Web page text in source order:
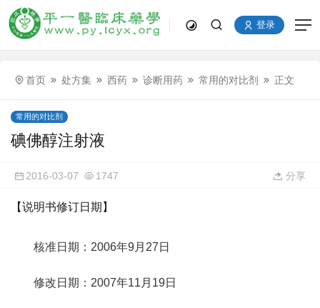
登录
首页 处方集 西药 诊断用药 常用的对比剂 正文
常用的对比剂
碘佛醇注射液
2016-03-07 1747 分享
【说明书修订日期】
核准日期：2006年9月27日
修改日期：2007年11月19日